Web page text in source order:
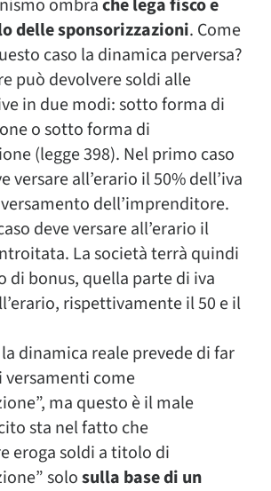
ombrache lega fisco e
delle sponsorizzazioni. Come
caso la dinamica perversa?
può devolvere soldi alle
in due modi: sotto forma di
o sotto forma di
(legge 398). Nel primo caso
versare all’erario il 50% dell’iva
dell’imprenditore.
deve versare all’erario il
La società terrà quindi
di bonus, quella parte di iva
rispettivamente il 50 e il
dinamica reale prevede di far
versamenti come
ma questo è il male
sta nel fatto che
eroga soldi a titolo di
solosulla base di un